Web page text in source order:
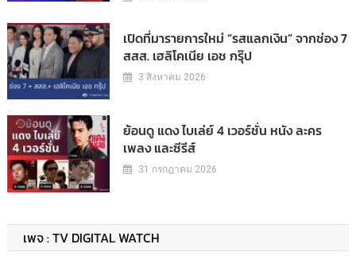
เปิดที่มารายการใหม่ “รสแลกเงิน” จากช่อง 7
สสส. เฮลิโคเนีย เอช กรุ๊ป
3 สิงหาคม 2026
ย้อนดู แดง ไบเล่ย์ 4 เวอร์ชั่น หนัง ละคร
เพลง และซีรีส์
31 กรกฎาคม 2026
เพจ : TV DIGITAL WATCH